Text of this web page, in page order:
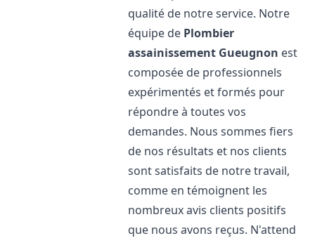
qualité de notre service. Notre
équipe de Plombier
assainissement Gueugnon est
composée de professionnels
expérimentés et formés pour
répondre à toutes vos
demandes. Nous sommes fiers
de nos résultats et nos clients
sont satisfaits de notre travail,
comme en témoignent les
nombreux avis clients positifs
que nous avons reçus. N'attend